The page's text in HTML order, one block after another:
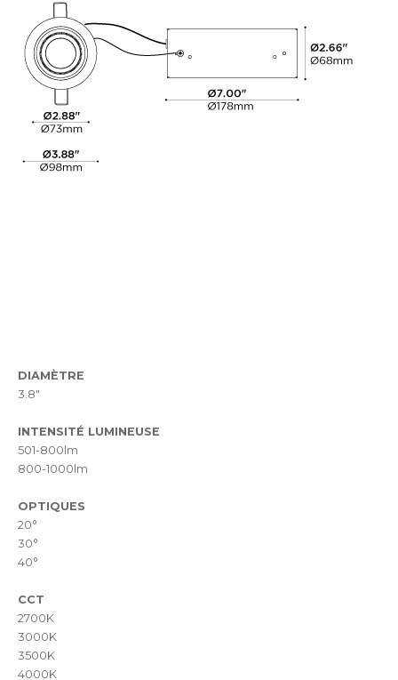
DIAMÈTRE
3.8"
INTENSITÉ LUMINEUSE
501-800lm
800-1000lm
OPTIQUES
20°
30°
40°
CCT
2700K
3000K
3500K
4000K